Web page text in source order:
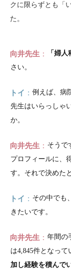
クに限らずとも「
た。
向井先生 「婦
さい。
トイ
例えば、病
先生はいらっしゃ
か。
向井先生
そうで
プロフィールに、
す。それで決めた
トイ
その中でも
きたいです。
向井先生
年間の
は4,845件となって
加し経験を積んで